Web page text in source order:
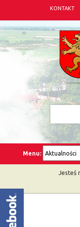
KONTAKT
Menu:
Jesteś